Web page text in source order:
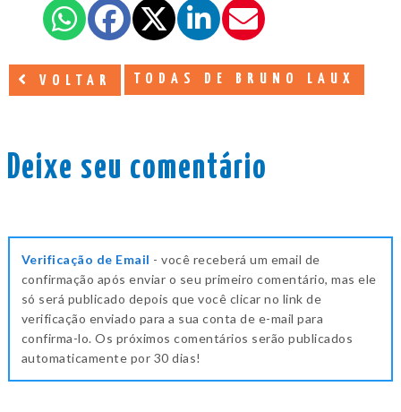
VOLTAR TODAS DE BRUNO LAUX
Deixe seu comentário
Verificação de Email - você receberá um email de
confirmação após enviar o seu primeiro comentário, mas ele
só será publicado depois que você clicar no link de
verificação enviado para a sua conta de e-mail para
confirma-lo. Os próximos comentários serão publicados
automaticamente por 30 dias!